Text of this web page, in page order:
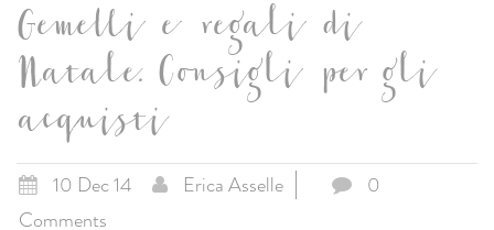
Gemelli e regali di
Natale. Consigli per gli
acquisti
10 Dec 14 Erica Asselle
0
Comments